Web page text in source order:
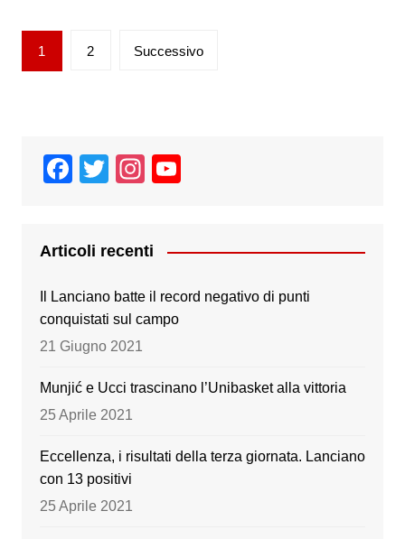
Paginazione
degli
1 2 Successivo
F
e
b
o
o
T
er
In
gr
a
m
T
Articoli recenti
Il Lanciano batte il record negativo di punti
conquistati sul campo
21 Giugno 2021
Munjić e Ucci trascinano l’Unibasket alla vittoria
25 Aprile 2021
Eccellenza, i risultati della terza giornata. Lanciano
con 13 positivi
25 Aprile 2021